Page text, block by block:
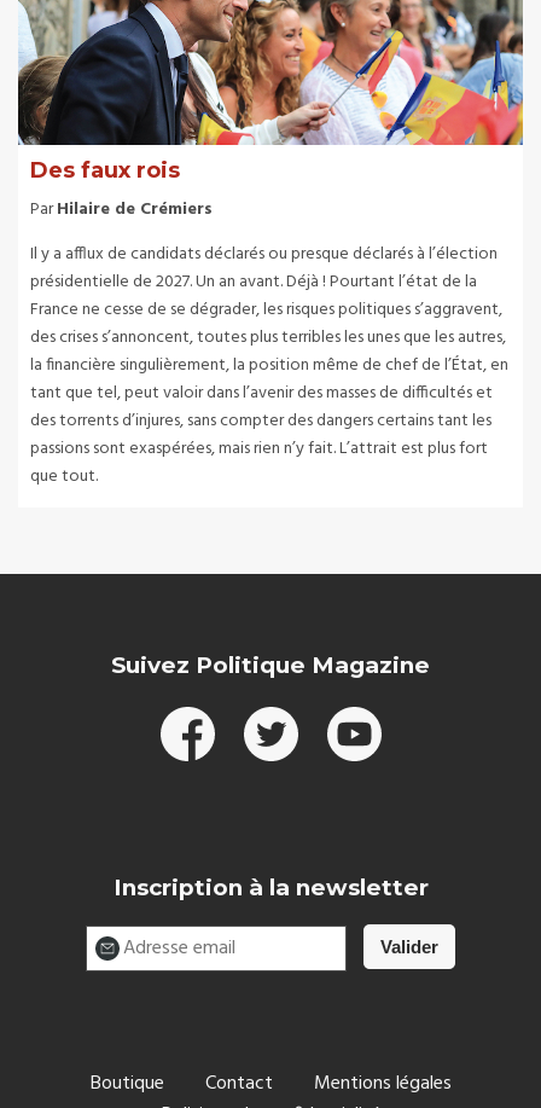
Des faux rois
ParHilaire de Crémiers
Il y a afflux de candidats déclarés ou presque déclarés à l’élection
présidentielle de 2027. Un an avant. Déjà ! Pourtant l’état de la
France ne cesse de se dégrader, les risques politiques s’aggravent,
des crises s’annoncent, toutes plus terribles les unes que les autres,
la financière singulièrement, la position même de chef de l’État, en
tant que tel, peut valoir dans l’avenir des masses de difficultés et
des torrents d’injures, sans compter des dangers certains tant les
passions sont exaspérées, mais rien n’y fait. L’attrait est plus fort
que tout.
Suivez Politique Magazine
Inscription à la newsletter
Boutique Contact
Mentions légales